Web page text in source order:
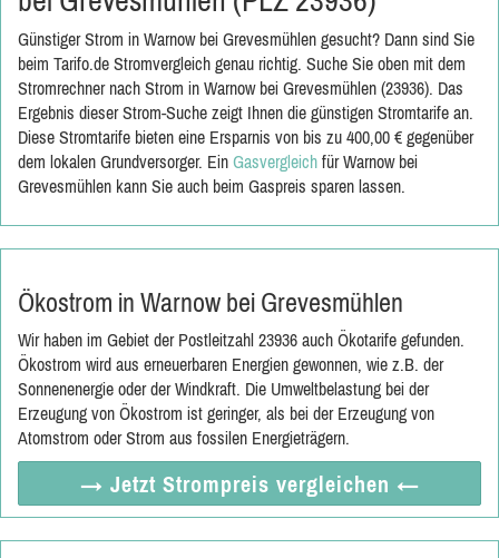
Günstiger Strom in Warnow bei Grevesmühlen gesucht? Dann sind Sie
beim Tarifo.de Stromvergleich genau richtig. Suche Sie oben mit dem
Stromrechner nach Strom in Warnow bei Grevesmühlen (23936). Das
Ergebnis dieser Strom-Suche zeigt Ihnen die günstigen Stromtarife an.
Diese Stromtarife bieten eine Ersparnis von bis zu 400,00 € gegenüber
dem lokalen Grundversorger. Ein Gasvergleich für Warnow bei
Grevesmühlen kann Sie auch beim Gaspreis sparen lassen.
Ökostrom in Warnow bei Grevesmühlen
Wir haben im Gebiet der Postleitzahl 23936 auch Ökotarife gefunden.
Ökostrom wird aus erneuerbaren Energien gewonnen, wie z.B. der
Sonnenenergie oder der Windkraft. Die Umweltbelastung bei der
Erzeugung von Ökostrom ist geringer, als bei der Erzeugung von
Atomstrom oder Strom aus fossilen Energieträgern.
→ Jetzt Strompreis vergleichen ←